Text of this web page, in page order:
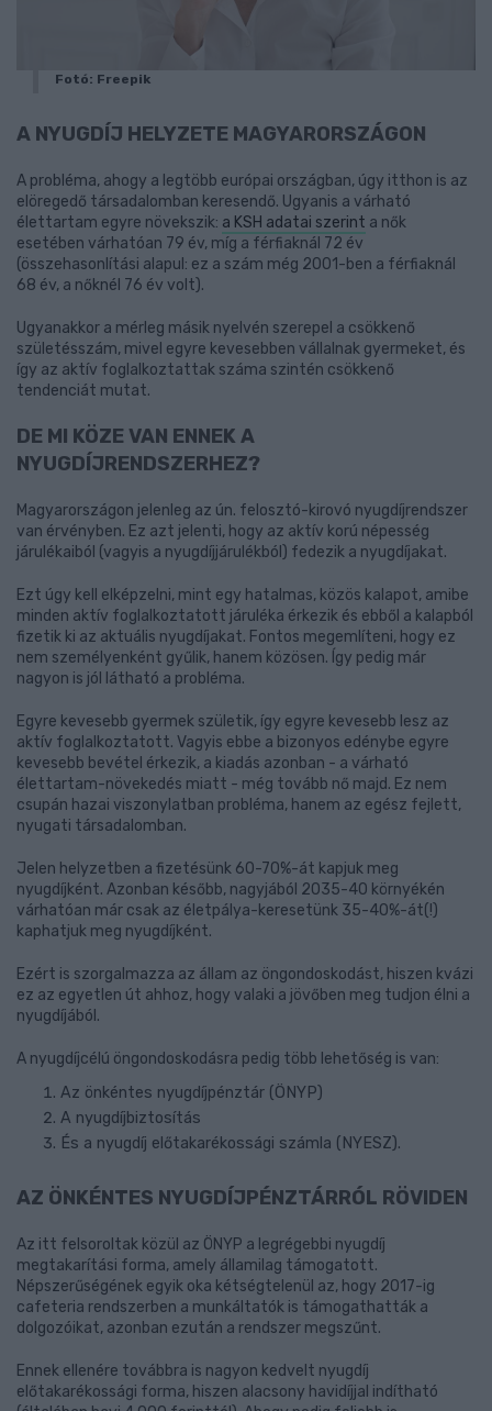
Fotó: Freepik
A NYUGDÍJ HELYZETE MAGYARORSZÁGON
A probléma, ahogy a legtöbb európai országban, úgy itthon is az
elöregedő társadalomban keresendő. Ugyanis a várható
élettartam egyre növekszik: a KSH adatai szerint a nők
esetében várhatóan 79 év, míg a férfiaknál 72 év
(összehasonlítási alapul: ez a szám még 2001-ben a férfiaknál
68 év, a nőknél 76 év volt).
Ugyanakkor a mérleg másik nyelvén szerepel a csökkenő
születésszám, mivel egyre kevesebben vállalnak gyermeket, és
így az aktív foglalkoztattak száma szintén csökkenő
tendenciát mutat.
DE MI KÖZE VAN ENNEK A
NYUGDÍJRENDSZERHEZ?
Magyarországon jelenleg az ún. felosztó-kirovó nyugdíjrendszer
van érvényben. Ez azt jelenti, hogy az aktív korú népesség
járulékaiból (vagyis a nyugdíjjárulékból) fedezik a nyugdíjakat.
Ezt úgy kell elképzelni, mint egy hatalmas, közös kalapot, amibe
minden aktív foglalkoztatott járuléka érkezik és ebből a kalapból
fizetik ki az aktuális nyugdíjakat. Fontos megemlíteni, hogy ez
nem személyenként gyűlik, hanem közösen. Így pedig már
nagyon is jól látható a probléma.
Egyre kevesebb gyermek születik, így egyre kevesebb lesz az
aktív foglalkoztatott. Vagyis ebbe a bizonyos edénybe egyre
kevesebb bevétel érkezik, a kiadás azonban - a várható
élettartam-növekedés miatt - még tovább nő majd. Ez nem
csupán hazai viszonylatban probléma, hanem az egész fejlett,
nyugati társadalomban.
Jelen helyzetben a fizetésünk 60-70%-át kapjuk meg
nyugdíjként. Azonban később, nagyjából 2035-40 környékén
várhatóan már csak az életpálya-keresetünk 35-40%-át(!)
kaphatjuk meg nyugdíjként.
Ezért is szorgalmazza az állam az öngondoskodást, hiszen kvázi
ez az egyetlen út ahhoz, hogy valaki a jövőben meg tudjon élni a
nyugdíjából.
A nyugdíjcélú öngondoskodásra pedig több lehetőség is van:
Az önkéntes nyugdíjpénztár (ÖNYP)
A nyugdíjbiztosítás
És a nyugdíj előtakarékossági számla (NYESZ).
AZ ÖNKÉNTES NYUGDÍJPÉNZTÁRRÓL RÖVIDEN
Az itt felsoroltak közül az ÖNYP a legrégebbi nyugdíj
megtakarítási forma, amely államilag támogatott.
Népszerűségének egyik oka kétségtelenül az, hogy 2017-ig
cafeteria rendszerben a munkáltatók is támogathatták a
dolgozóikat, azonban ezután a rendszer megszűnt.
Ennek ellenére továbbra is nagyon kedvelt nyugdíj
előtakarékossági forma, hiszen alacsony havidíjjal indítható